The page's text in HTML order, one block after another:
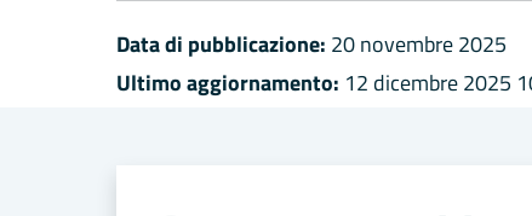
Data di pubblicazione: 20 novembre 2025
Ultimo aggiornamento: 12 dicembre 2025